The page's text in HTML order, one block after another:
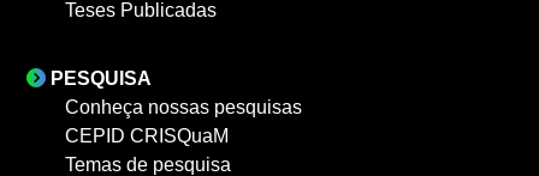
Teses Publicadas
PESQUISA
Conheça nossas pesquisas
CEPID CRISQuaM
Temas de pesquisa